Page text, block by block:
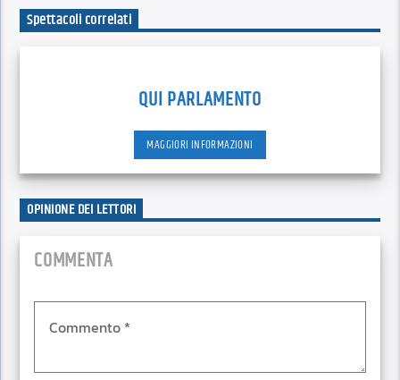
Spettacoli correlati
QUI PARLAMENTO
MAGGIORI INFORMAZIONI
OPINIONE DEI LETTORI
COMMENTA